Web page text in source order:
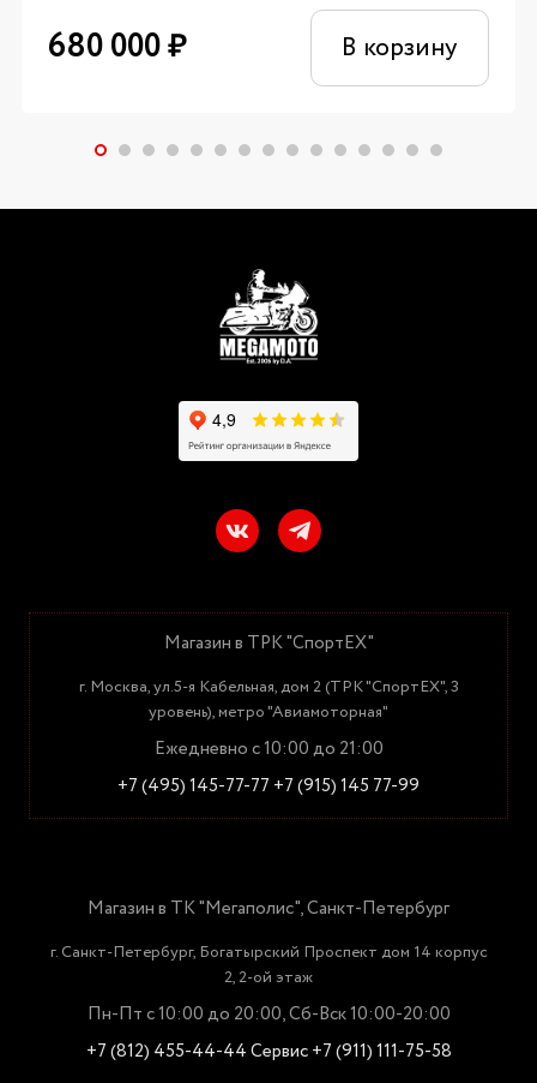
680 000₽ В корзину
Магазин в ТРК "СпортЕХ"
г. Москва, ул.5-я Кабельная, дом 2 (ТРК "СпортЕХ", 3
уровень), метро "Авиамоторная"
Ежедневно с 10:00 до 21:00
+7 (495) 145-77-77 +7 (915) 145 77-99
Магазин в ТК "Мегаполис", Санкт-Петербург
г. Санкт-Петербург, Богатырский Проспект дом 14 корпус
2, 2-ой этаж
Пн-Пт с 10:00 до 20:00, Сб-Вск 10:00-20:00
+7 (812) 455-44-44Сервис +7 (911) 111-75-58